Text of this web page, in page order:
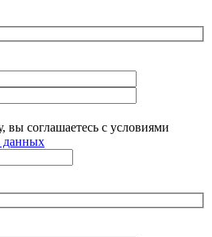
соглашаетесь с условиями
данных